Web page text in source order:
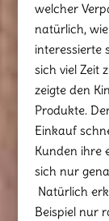
welcher
natürlich,
interessierte
sich viel Zeit
zeigte den
Produkte.
Einkauf
Kunden ihre
sich nur
Natürlich
Beispiel nur